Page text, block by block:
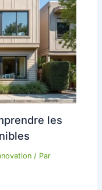
les
/ Par